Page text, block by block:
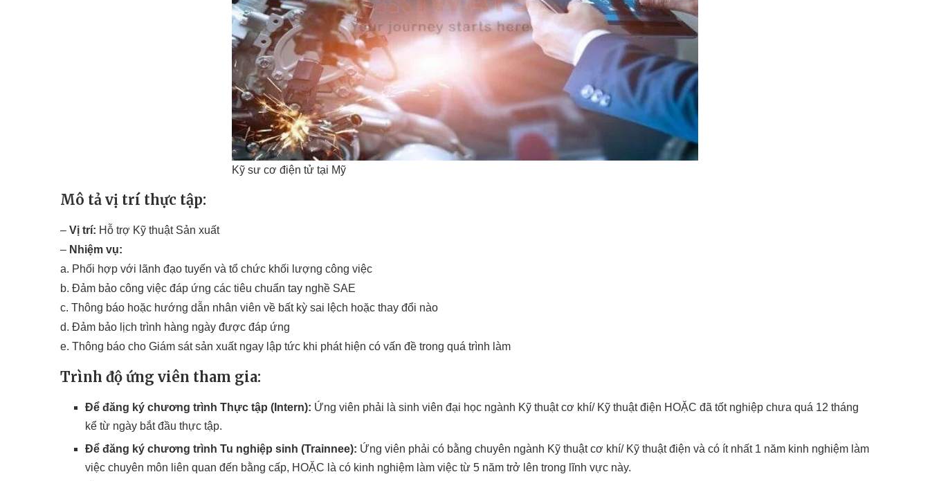
Kỹ sư cơ điện tử tại Mỹ
Mô tả vị trí thực tập:
– Vị trí: Hỗ trợ Kỹ thuật Sản xuất
– Nhiệm vụ:
a. Phối hợp với lãnh đạo tuyến và tổ chức khối lượng công việc
b. Đảm bảo công việc đáp ứng các tiêu chuẩn tay nghề SAE
c. Thông báo hoặc hướng dẫn nhân viên về bất kỳ sai lệch hoặc thay đổi nào
d. Đảm bảo lịch trình hàng ngày được đáp ứng
e. Thông báo cho Giám sát sản xuất ngay lập tức khi phát hiện có vấn đề trong quá trình làm
Trình độ ứng viên tham gia:
Để đăng ký chương trình Thực tập (Intern): Ứng viên phải là sinh viên đại học ngành Kỹ thuật cơ khí/ Kỹ thuật điện HOẶC đã tốt nghiệp chưa quá 12 tháng
kể từ ngày bắt đầu thực tập.
Để đăng ký chương trình Tu nghiệp sinh (Trainnee): Ứng viên phải có bằng chuyên ngành Kỹ thuật cơ khí/ Kỹ thuật điện và có ít nhất 1 năm kinh nghiệm làm
việc chuyên môn liên quan đến bằng cấp, HOẶC là có kinh nghiệm làm việc từ 5 năm trở lên trong lĩnh vực này.